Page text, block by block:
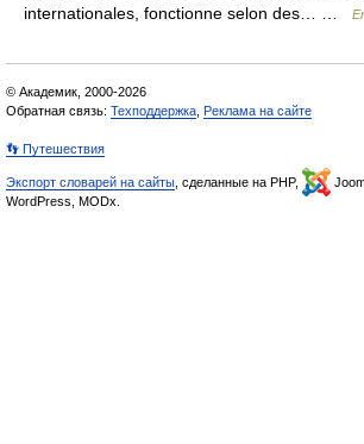
internationales, fonctionne selon des… …
© Академик, 2000-2026
Обратная связь: Техподдержка Реклама на сайте
👣 Путешествия
Экспорт словарей на сайты , сделанные на PHP,
WordPress, MODx.